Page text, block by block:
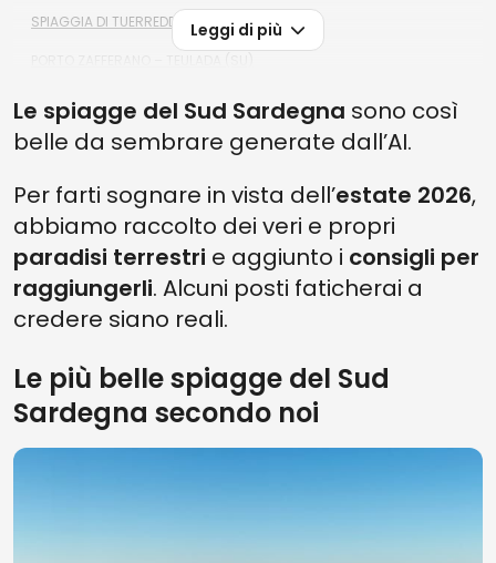
SPIAGGIA DI TUERREDDA – TEULADA (SU)
SPIAGGIA DI MASUA – IGLESIAS (SU)
CALA CIPOLLA BEACH – DOMUS DE MARIA (SU)
LE MIGLIORI SPIAGGE DEL SUD SARDEGNA 2026 - DOMANDE
FREQUENTI
QUALI SONO LE MIGLIORI SPIAGGE DEL SUD SARDEGNA?
LE SPIAGGE IN SARDEGNA SONO AFFOLLATE?
Leggi di più
Le spiagge del Sud Sardegna sono così
belle da sembrare generate dall’AI.
Per farti sognare in vista dell’estate 2026,
abbiamo raccolto dei veri e propri
paradisi terrestri e aggiunto i consigli per
raggiungerli. Alcuni posti faticherai a
credere siano reali.
Le più belle spiagge del Sud
Sardegna secondo noi